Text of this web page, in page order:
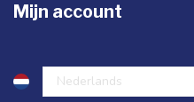
Mijn account